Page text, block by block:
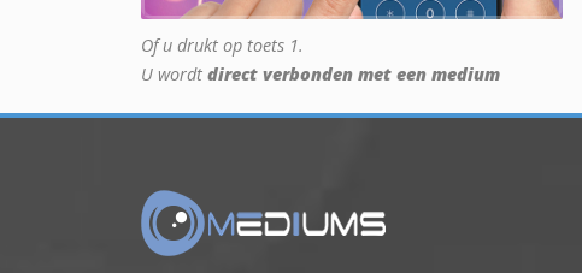
Of u drukt op toets 1.
U wordt direct verbonden met een medium